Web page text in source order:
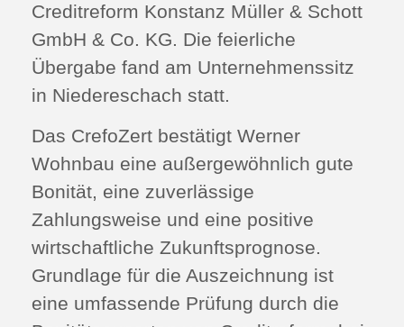
Creditreform Konstanz Müller & Schott
GmbH & Co. KG. Die feierliche
Übergabe fand am Unternehmenssitz
in Niedereschach statt.
Das CrefoZert bestätigt Werner
Wohnbau eine außergewöhnlich gute
Bonität, eine zuverlässige
Zahlungsweise und eine positive
wirtschaftliche Zukunftsprognose.
Grundlage für die Auszeichnung ist
eine umfassende Prüfung durch die